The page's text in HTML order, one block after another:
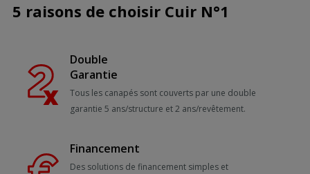
5 raisons de choisir Cuir N°1
Double
Garantie
Tous les canapés sont couverts par une double
garantie 5 ans/structure et 2 ans/revêtement.
Financement
Des solutions de financement simples et